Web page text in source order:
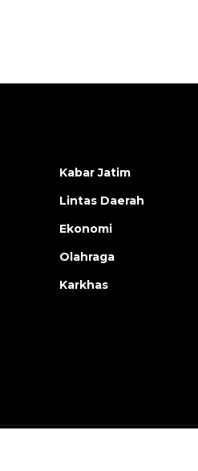
Kabar Jatim
Lintas Daerah
Ekonomi
Olahraga
Karkhas